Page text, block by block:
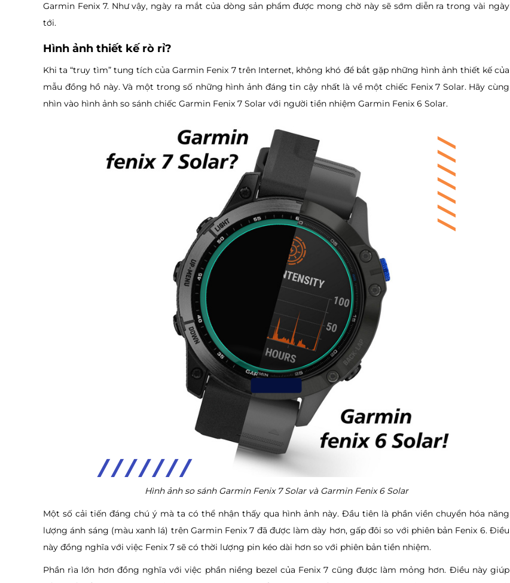
Garmin Fenix 7. Như vậy, ngày ra mắt của dòng sản phẩm được mong chờ này sẽ sớm diễn ra trong vài ngày
tới.
Hình ảnh thiết kế rò rỉ?
Khi ta “truy tìm” tung tích của Garmin Fenix 7 trên Internet, không khó để bắt gặp những hình ảnh thiết kế của
mẫu đồng hồ này. Và một trong số những hình ảnh đáng tin cậy nhất là về một chiếc Fenix 7 Solar. Hãy cùng
nhìn vào hình ảnh so sánh chiếc Garmin Fenix 7 Solar với người tiền nhiệm Garmin Fenix 6 Solar.
Hình ảnh so sánh Garmin Fenix 7 Solar và Garmin Fenix 6 Solar
Một số cải tiến đáng chú ý mà ta có thể nhận thấy qua hình ảnh này. Đầu tiên là phần viền chuyển hóa năng
lượng ánh sáng (màu xanh lá) trên Garmin Fenix 7 đã được làm dày hơn, gấp đôi so với phiên bản Fenix 6. Điều
này đồng nghĩa với việc Fenix 7 sẽ có thời lượng pin kéo dài hơn so với phiên bản tiền nhiệm.
Phần rìa lớn hơn đồng nghĩa với việc phần niềng bezel của Fenix 7 cũng được làm mỏng hơn. Điều này giúp